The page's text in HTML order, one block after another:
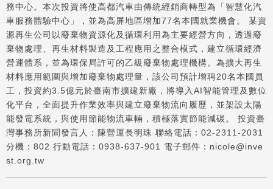
務中心。本次投資將使高都汽車由傳統經銷商轉型為「智慧化汽
車服務體驗中心」，並為高屏地區增加77名本國就業機會。 某資
源再生公司以廢棄物資源化及循環利用為主要經營方向，透過廢
棄物處理、再生材料製造及工程應用之整合模式，建立循環經濟
營運體系，並為環保局許可的乙級廢棄物處理機構。為擴大再生
材料應用範圍與增加廢棄物處理量，該公司預計增聘20名本國員
工，投資約3.5億元於臺南市擴建新廠，將導入AI智能管理及數位
化平台，全面提升作業效率與建立廢棄物流向履歷，並架設太陽
能發電系統，與使用節能物流車輛，積極落實節能減碳。 投資臺
灣事務所新聞發言人：陳營運長明珠 聯絡電話：02-2311-2031
分機：802 行動電話：0938-637-901 電子郵件：nicole@inve
st.org.tw